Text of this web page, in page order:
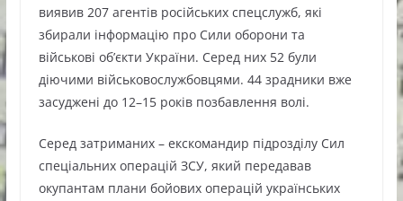
виявив 207 агентів російських спецслужб, які
збирали інформацію про Сили оборони та
військові об’єкти України. Серед них 52 були
діючими військовослужбовцями. 44 зрадники вже
засуджені до 12–15 років позбавлення волі.
Серед затриманих – екскомандир підрозділу Сил
спеціальних операцій ЗСУ, який передавав
окупантам плани бойових операцій українських